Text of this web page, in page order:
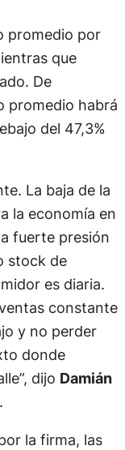
promedio por
que
De
promedio habrá
del 47,3%
La baja de la
la economía en
fuerte presión
stock de
es diaria.
constante
y no perder
donde
dijo Damián
la firma, las